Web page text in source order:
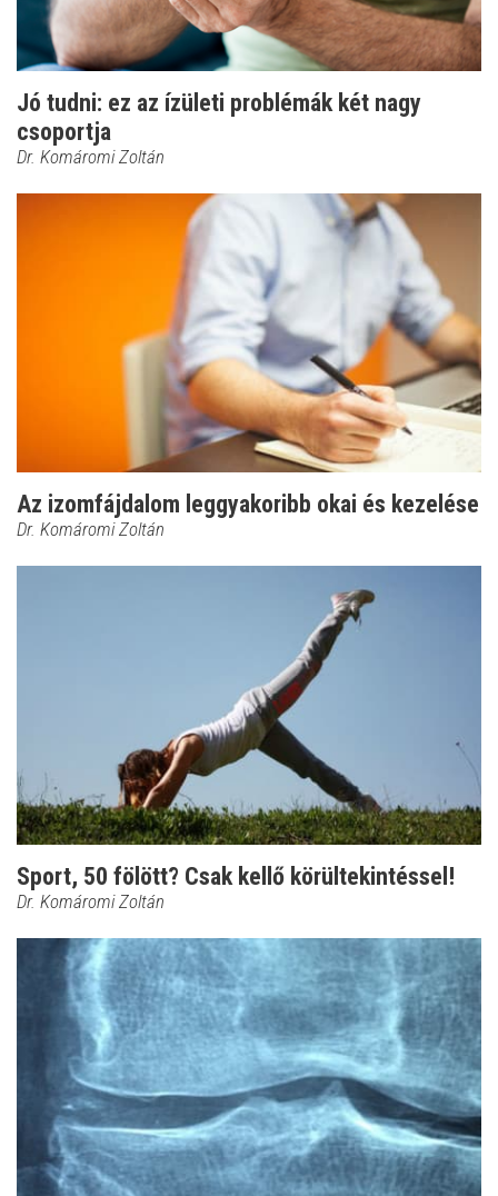
Jó tudni: ez az ízületi problémák két nagy
csoportja
Dr. Komáromi Zoltán
Az izomfájdalom leggyakoribb okai és kezelése
Dr. Komáromi Zoltán
Sport, 50 fölött? Csak kellő körültekintéssel!
Dr. Komáromi Zoltán